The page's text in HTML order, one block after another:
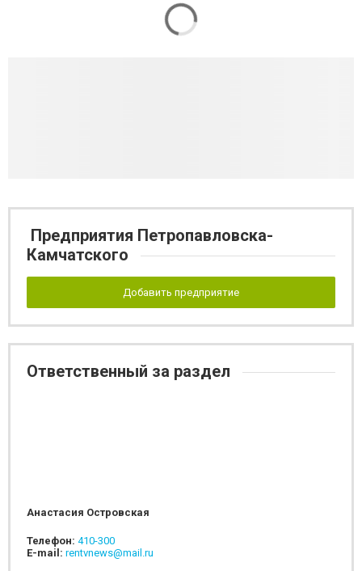
Предприятия Петропавловска-
Камчатского
Добавить предприятие
Ответственный за раздел
Анастасия Островская
Телефон: 410-300
E-mail: rentvnews@mail.ru